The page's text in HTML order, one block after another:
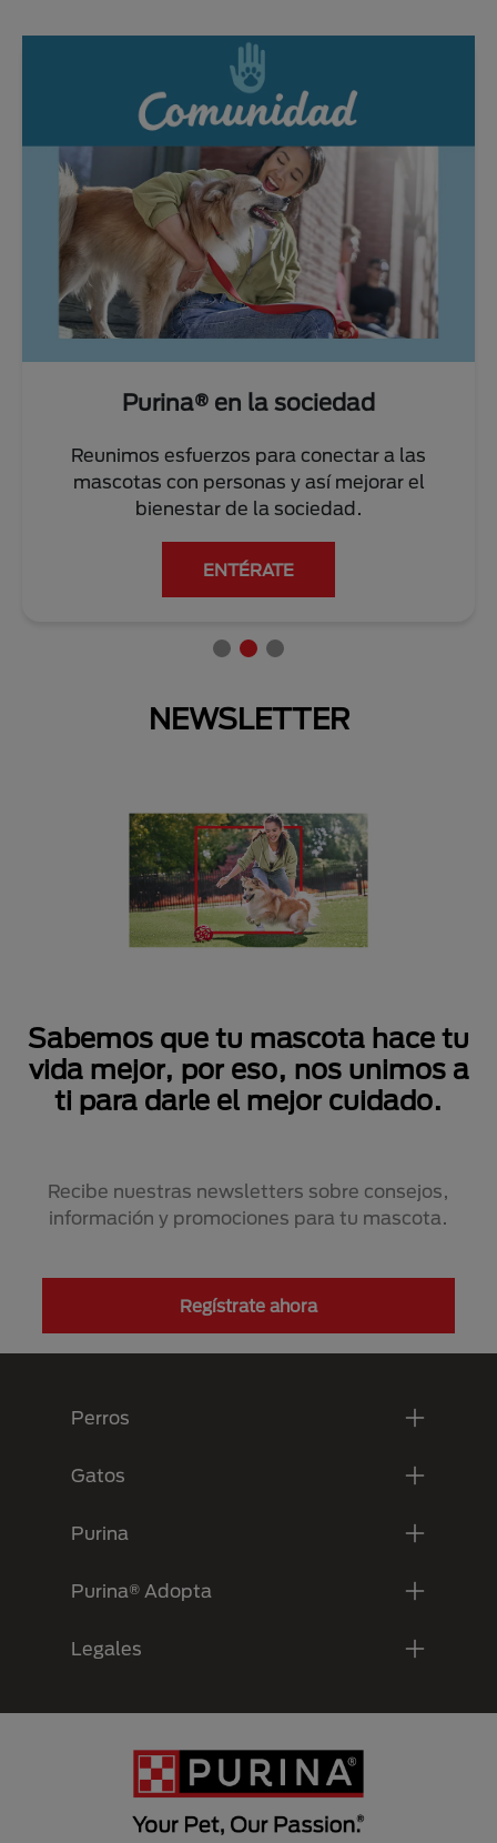
Purina® en la sociedad
Reunimos esfuerzos para conectar a las
mascotas con personas y así mejorar el
bienestar de la sociedad.
ENTÉRATE
NEWSLETTER
Sabemos que tu mascota hace tu
vida mejor, por eso, nos unimos a
ti para darle el mejor cuidado.
Recibe nuestras newsletters sobre consejos,
información y promociones para tu mascota.
Regístrate ahora
Perros
Gatos
Purina
Purina® Adopta
Legales